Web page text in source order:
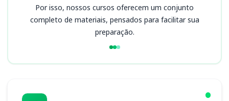
Por isso, nossos cursos oferecem um conjunto
completo de materiais, pensados para facilitar sua
preparação.